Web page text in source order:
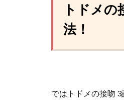
トドメ
法！
ではトドメの接吻